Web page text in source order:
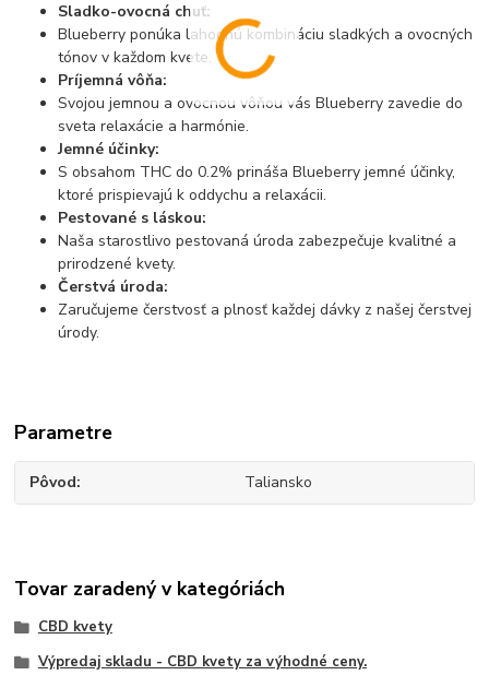
Sladko-ovocná chuť:
Blueberry ponúka lahodnú kombináciu sladkých a ovocných
tónov v každom kvete.
Príjemná vôňa:
Svojou jemnou a ovocnou vôňou vás Blueberry zavedie do
sveta relaxácie a harmónie.
Jemné účinky:
S obsahom THC do 0.2% prináša Blueberry jemné účinky,
ktoré prispievajú k oddychu a relaxácii.
Pestované s láskou:
Naša starostlivo pestovaná úroda zabezpečuje kvalitné a
prirodzené kvety.
Čerstvá úroda:
Zaručujeme čerstvosť a plnosť každej dávky z našej čerstvej
úrody.
Parametre
Pôvod Taliansko
Tovar zaradený v kategóriách
CBD kvety
Výpredaj skladu - CBD kvety za výhodné ceny.